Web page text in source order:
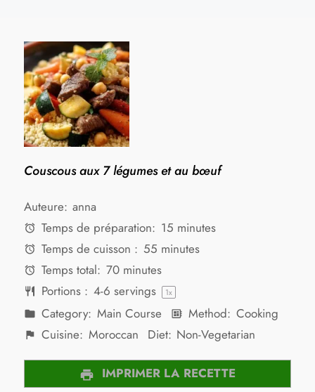
Couscous aux 7 légumes et au bœuf
Auteure: anna
Temps de préparation: 15 minutes
Temps de cuisson : 55 minutes
Temps total: 70 minutes
Portions : 4-6 servings 1x
Category: Main Course Method: Cooking
Cuisine: Moroccan Diet: Non-Vegetarian
IMPRIMER LA RECETTE